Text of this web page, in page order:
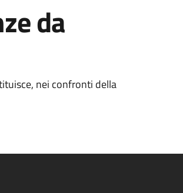
da
nei confronti della